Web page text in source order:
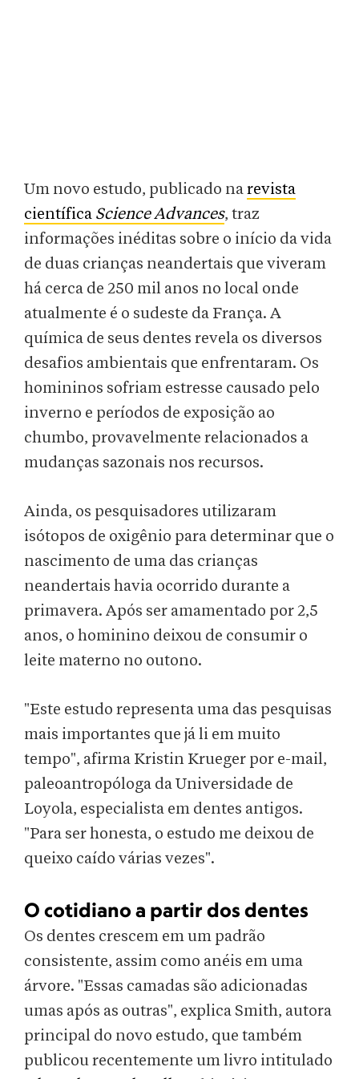
Um novo estudo, publicado narevista
científica Science Advances, traz
informações inéditas sobre o início da vida
de duas crianças neandertais que viveram
há cerca de 250 mil anos no local onde
atualmente é o sudeste da França. A
química de seus dentes revela os diversos
desafios ambientais que enfrentaram. Os
homininos sofriam estresse causado pelo
inverno e períodos de exposição ao
chumbo, provavelmente relacionados a
mudanças sazonais nos recursos.
Ainda, os pesquisadores utilizaram
isótopos de oxigênio para determinar que o
nascimento de uma das crianças
neandertais havia ocorrido durante a
primavera. Após ser amamentado por 2,5
anos, o hominino deixou de consumir o
leite materno no outono.
"Este estudo representa uma das pesquisas
mais importantes que já li em muito
tempo", afirma Kristin Krueger por e-mail,
paleoantropóloga da Universidade de
Loyola, especialista em dentes antigos.
"Para ser honesta, o estudo me deixou de
queixo caído várias vezes".
O cotidiano a partir dos dentes
Os dentes crescem em um padrão
consistente, assim como anéis em uma
árvore. "Essas camadas são adicionadas
umas após as outras", explica Smith, autora
principal do novo estudo, que também
publicou recentemente um livro intitulado